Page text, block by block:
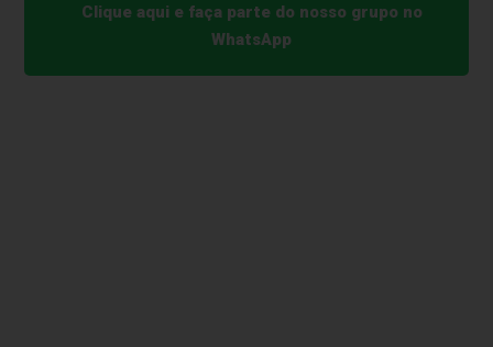
Clique aqui e faça parte do nosso grupo no
WhatsApp